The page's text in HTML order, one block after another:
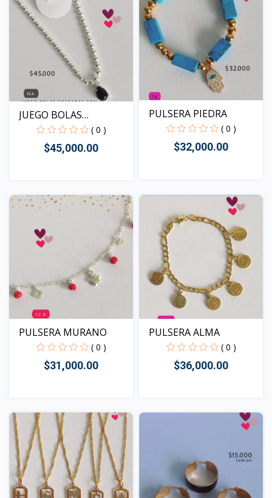
JUEGO BOLAS
GRABADAS
( 0 )
$45,000.00
Vista
PULSERA PIEDRA
( 0 )
$32,000.00
Vista
PULSERA MURANO
( 0 )
$31,000.00
Vista
PULSERA ALMA
( 0 )
$36,000.00
Vista